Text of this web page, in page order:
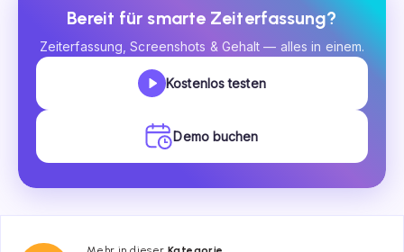
Bereit für smarte Zeiterfassung?
Zeiterfassung, Screenshots & Gehalt — alles in einem.
Kostenlos testen
Demo buchen